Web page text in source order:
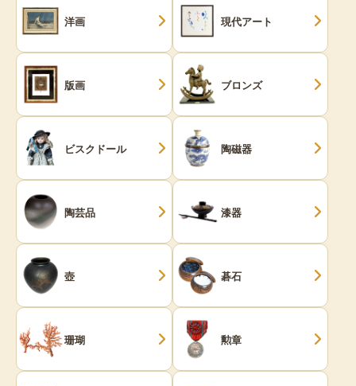
洋画 現代アート
版画 ブロンズ
ビスクドール 陶磁器
陶芸品 漆器
壺 碁石
珊瑚 勲章